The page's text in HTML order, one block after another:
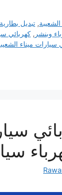
,تبديل
وبنشر , كهربائي
سيارات ميناء